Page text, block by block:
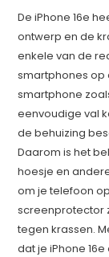
De iPhone 16e
ontwerp en de
enkele van de
smartphones op
smartphone
eenvoudige val
de behuizing
Daarom is het
hoesje en
om je telefoon
screenprotector
tegen krassen.
dat je iPhone